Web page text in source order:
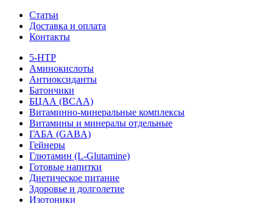
Статьи
Доставка и оплата
Контакты
5-HTP
Аминокислоты
Антиоксиданты
Батончики
БЦАА (BCAA)
Витаминно-минеральные комплексы
Витамины и минералы отдельные
ГАБА (GABA)
Гейнеры
Глютамин (L-Glutamine)
Готовые напитки
Диетическое питание
Здоровье и долголетие
Изотоники